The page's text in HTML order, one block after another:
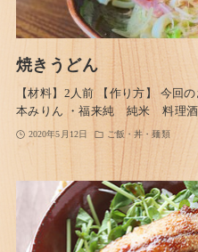
焼きうどん
【材料】2人前 【作り方】 今
本みりん ・福来純 純米 料理酒
2020年5月12日 ご飯・丼・麺類